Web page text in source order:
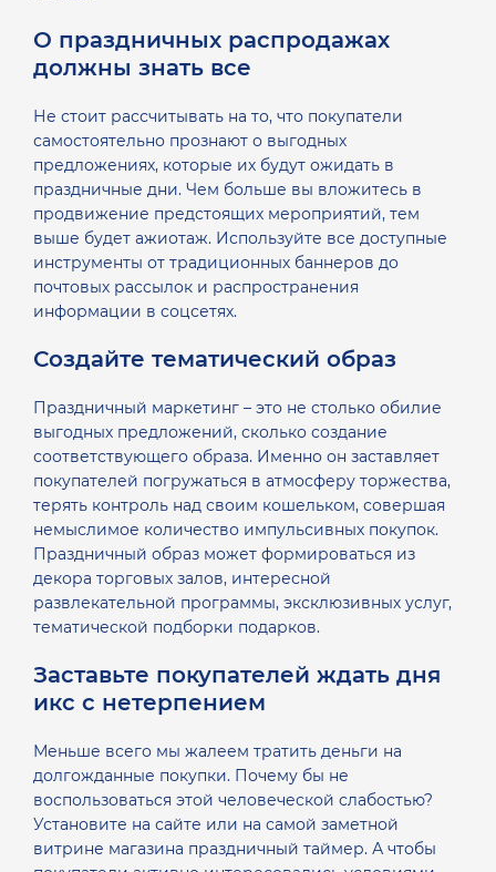
О праздничных распродажах
должны знать все
Не стоит рассчитывать на то, что покупатели
самостоятельно прознают о выгодных
предложениях, которые их будут ожидать в
праздничные дни. Чем больше вы вложитесь в
продвижение предстоящих мероприятий, тем
выше будет ажиотаж. Используйте все доступные
инструменты от традиционных баннеров до
почтовых рассылок и распространения
информации в соцсетях.
Создайте тематический образ
Праздничный маркетинг – это не столько обилие
выгодных предложений, сколько создание
соответствующего образа. Именно он заставляет
покупателей погружаться в атмосферу торжества,
терять контроль над своим кошельком, совершая
немыслимое количество импульсивных покупок.
Праздничный образ может формироваться из
декора торговых залов, интересной
развлекательной программы, эксклюзивных услуг,
тематической подборки подарков.
Заставьте покупателей ждать дня
икс с нетерпением
Меньше всего мы жалеем тратить деньги на
долгожданные покупки. Почему бы не
воспользоваться этой человеческой слабостью?
Установите на сайте или на самой заметной
витрине магазина праздничный таймер. А чтобы